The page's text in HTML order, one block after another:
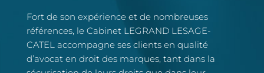
Fort de son expérience et de nombreuses
références, le Cabinet LEGRAND LESAGE-
CATEL accompagne ses clients en qualité
d’avocat en droit des marques, tant dans la